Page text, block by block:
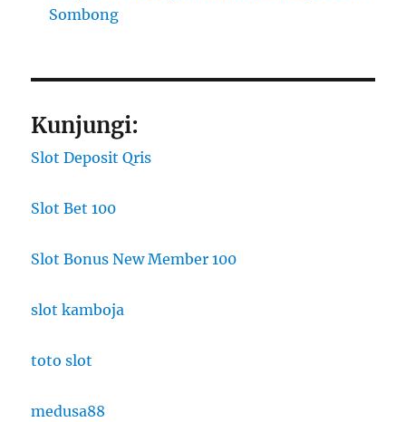
Sombong
Kunjungi:
Slot Deposit Qris
Slot Bet 100
Slot Bonus New Member 100
slot kamboja
toto slot
medusa88